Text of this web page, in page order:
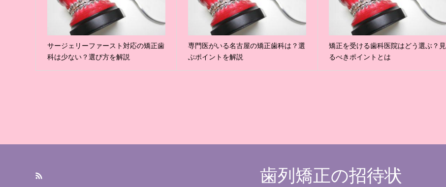
サージェリーファースト対応の矯正歯
科は少ない？選び方を解説
専門医がいる名古屋の矯正歯科は？選
ぶポイントを解説
矯正を受ける歯科医院はどう選ぶ？見
るべきポイントとは
歯列矯正の招待状